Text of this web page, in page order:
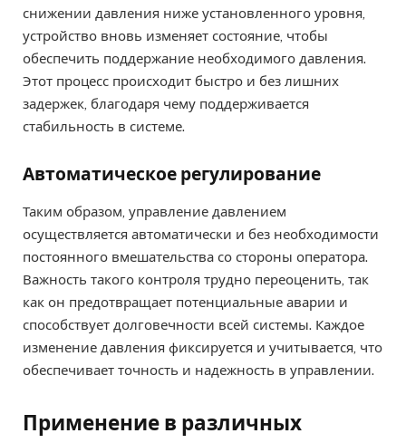
снижении давления ниже установленного уровня,
устройство вновь изменяет состояние, чтобы
обеспечить поддержание необходимого давления.
Этот процесс происходит быстро и без лишних
задержек, благодаря чему поддерживается
стабильность в системе.
Автоматическое регулирование
Таким образом, управление давлением
осуществляется автоматически и без необходимости
постоянного вмешательства со стороны оператора.
Важность такого контроля трудно переоценить, так
как он предотвращает потенциальные аварии и
способствует долговечности всей системы. Каждое
изменение давления фиксируется и учитывается, что
обеспечивает точность и надежность в управлении.
Применение в различных